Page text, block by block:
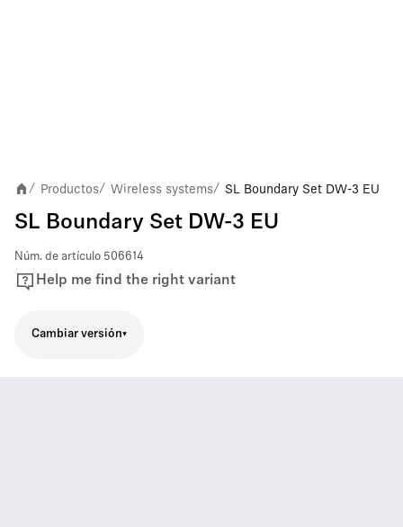
/ Productos/ Wireless systems/ SL Boundary Set DW-3 EU
SL Boundary Set DW-3 EU
Núm. de artículo 506614
Help me find the right variant
Cambiar versión